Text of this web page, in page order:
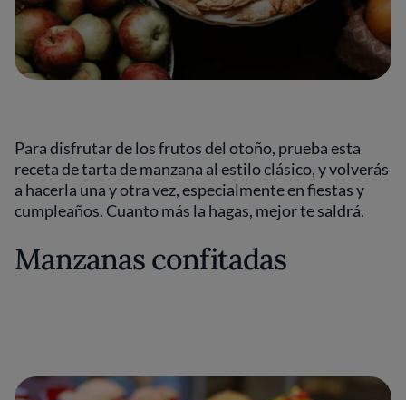
Para disfrutar de los frutos del otoño, prueba esta
receta de tarta de manzana al estilo clásico, y volverás
a hacerla una y otra vez, especialmente en fiestas y
cumpleaños. Cuanto más la hagas, mejor te saldrá.
Manzanas confitadas